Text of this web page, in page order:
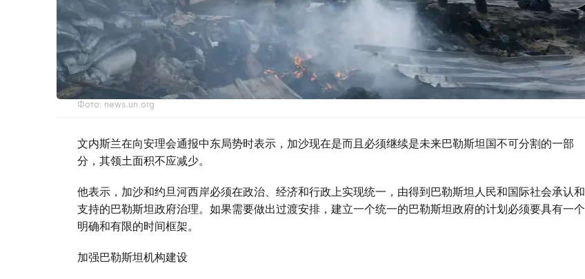
Фото: news.un.org
文内斯兰在向安理会通报中东局势时表示，加沙现在是而且必须继续是未来巴勒斯坦国不可分割的一部
分，其领土面积不应减少。
他表示，加沙和约旦河西岸必须在政治、经济和行政上实现统一，由得到巴勒斯坦人民和国际社会承认和
支持的巴勒斯坦政府治理。如果需要做出过渡安排，建立一个统一的巴勒斯坦政府的计划必须要具有一个
明确和有限的时间框架。
加强巴勒斯坦机构建设